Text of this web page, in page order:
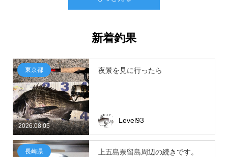
新着釣果
2026.08.05
東京都 夜景を見に行ったら
Level93
長崎県 上五島奈留島周辺の続きです。